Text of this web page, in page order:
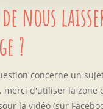
nous
?
concerne un
merci d'utiliser la zone
la vidéo (sur